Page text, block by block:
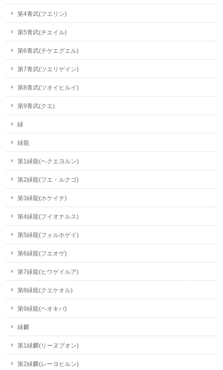
第4青武(フエリン)
第5青武(チエイル)
第6青武(テケエグエル)
第7青武(ツエリゲイン)
第8青武(ツオイヒルイ)
第9青武(クエ)
緑
緑龍
第1緑龍(ヘクエヨルン)
第2緑龍(フエ・ルクゴ)
第3緑龍(ホケイチ)
第4緑龍(フイオナルス)
第5緑龍(フォルホゲイ)
第6緑龍(フエオゲ)
第7緑龍(ヒウゲイルア)
第8緑龍(クエケオル)
第9緑龍(ヘオキバ)
緑麟
第1緑麟(リーヌプオン)
第2緑麟(レーヨヒルン)